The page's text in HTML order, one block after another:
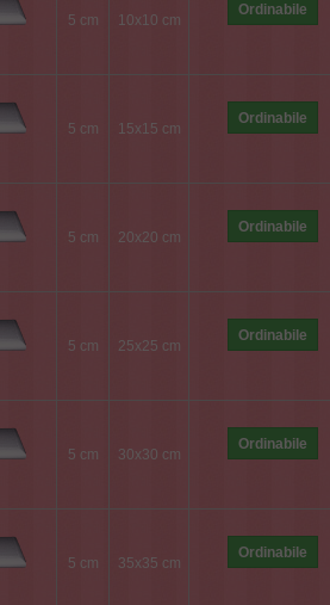
5 cm 10x10 cm
Ordinabile
5 cm 15x15 cm
Ordinabile
5 cm 20x20 cm
Ordinabile
5 cm 25x25 cm
Ordinabile
5 cm 30x30 cm
Ordinabile
5 cm 35x35 cm
Ordinabile